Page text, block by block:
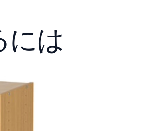
には